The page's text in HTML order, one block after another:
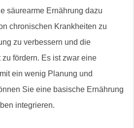
säurearme Ernährung dazu
chronischen Krankheiten zu
zu verbessern und die
fördern. Es ist zwar eine
ein wenig Planung und
Sie eine basische Ernährung
integrieren.